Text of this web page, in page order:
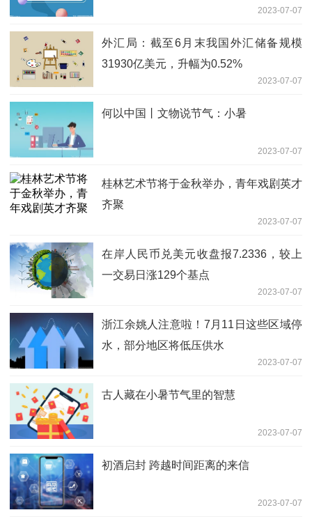
2023-07-07
外汇局：截至6月末我国外汇储备规模
31930亿美元，升幅为0.52%
2023-07-07
何以中国丨文物说节气：小暑
2023-07-07
桂林艺术节将于金秋举办，青年戏剧英才
齐聚
2023-07-07
在岸人民币兑美元收盘报7.2336，较上
一交易日涨129个基点
2023-07-07
浙江余姚人注意啦！7月11日这些区域停
水，部分地区将低压供水
2023-07-07
古人藏在小暑节气里的智慧
2023-07-07
初酒启封 跨越时间距离的来信
2023-07-07